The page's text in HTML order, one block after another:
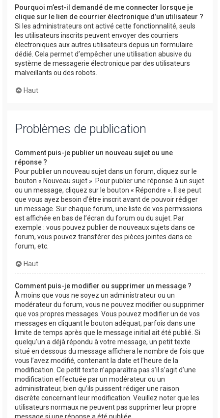
Pourquoi m’est-il demandé de me connecter lorsque je
clique sur le lien de courrier électronique d’un utilisateur ?
Si les administrateurs ont activé cette fonctionnalité, seuls
les utilisateurs inscrits peuvent envoyer des courriers
électroniques aux autres utilisateurs depuis un formulaire
dédié. Cela permet d’empêcher une utilisation abusive du
système de messagerie électronique par des utilisateurs
malveillants ou des robots.
Haut
Problèmes de publication
Comment puis-je publier un nouveau sujet ou une
réponse ?
Pour publier un nouveau sujet dans un forum, cliquez sur le
bouton « Nouveau sujet ». Pour publier une réponse à un sujet
ou un message, cliquez sur le bouton « Répondre ». Il se peut
que vous ayez besoin d’être inscrit avant de pouvoir rédiger
un message. Sur chaque forum, une liste de vos permissions
est affichée en bas de l’écran du forum ou du sujet. Par
exemple : vous pouvez publier de nouveaux sujets dans ce
forum, vous pouvez transférer des pièces jointes dans ce
forum, etc.
Haut
Comment puis-je modifier ou supprimer un message ?
À moins que vous ne soyez un administrateur ou un
modérateur du forum, vous ne pouvez modifier ou supprimer
que vos propres messages. Vous pouvez modifier un de vos
messages en cliquant le bouton adéquat, parfois dans une
limite de temps après que le message initial ait été publié. Si
quelqu’un a déjà répondu à votre message, un petit texte
situé en dessous du message affichera le nombre de fois que
vous l’avez modifié, contenant la date et l’heure de la
modification. Ce petit texte n’apparaîtra pas s’il s’agit d’une
modification effectuée par un modérateur ou un
administrateur, bien qu’ils puissent rédiger une raison
discrète concernant leur modification. Veuillez noter que les
utilisateurs normaux ne peuvent pas supprimer leur propre
message si une réponse a été publiée.